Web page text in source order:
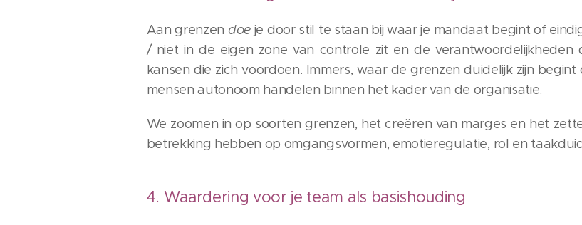
Aan grenzen doeje door stil te staan bij waar je mandaat begint of
/ niet in de eigen zone van controle zit en de
kansen die zich voordoen. Immers, waar de grenzen duidelijk zijn
mensen autonoom handelen binnen het kader van de organisatie.
We zoomen in op soorten grenzen, het creëren van marges en het
betrekking hebben op omgangsvormen, emotieregulatie, rol en
4. Waardering voor je team als basishouding